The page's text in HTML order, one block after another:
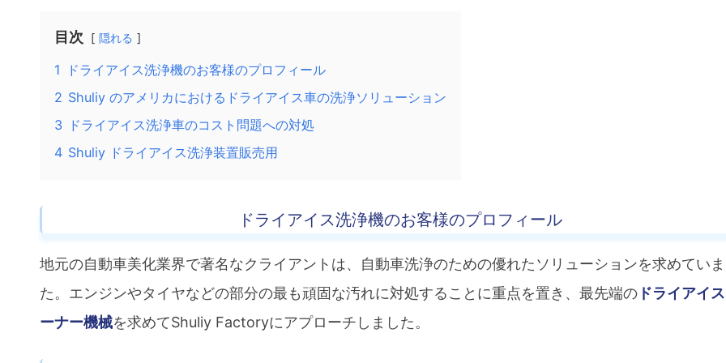
目次 隠れる
1
ドライアイス洗浄機のお客様のプロフィール
2 Shuliy のアメリカにおけるドライアイス車の洗浄ソリューション
3 ドライアイス洗浄車のコスト問題への対処
4 Shuliy ドライアイス洗浄装置販売用
ドライアイス洗浄機のお客様のプロフィール
地元の自動車美化業界で著名なクライアントは、自動車洗浄のための優れたソリューションを求めてい
た。エンジンやタイヤなどの部分の最も頑固な汚れに対処することに重点を置き、最先端の ドライアイ
ーナー機械を求めてShuliy Factoryにアプローチしました。